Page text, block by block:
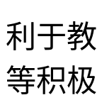
利于
等积